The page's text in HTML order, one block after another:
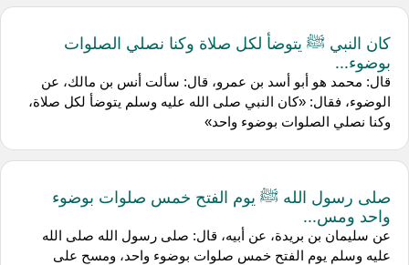
كان النبي ﷺ يتوضأ لكل صلاة وكنا نصلي الصلوات
بوضوء...
قال: محمد هو أبو أسد بن عمرو، قال: سألت أنس بن مالك، عن
الوضوء، فقال: «كان النبي صلى الله عليه وسلم يتوضأ لكل صلاة،
وكنا نصلي الصلوات بوضوء واحد»
صلى رسول الله ﷺ يوم الفتح خمس صلوات بوضوء
واحد ومس...
عن سليمان بن بريدة، عن أبيه، قال: صلى رسول الله صلى الله
عليه وسلم يوم الفتح خمس صلوات بوضوء واحد، ومسح على